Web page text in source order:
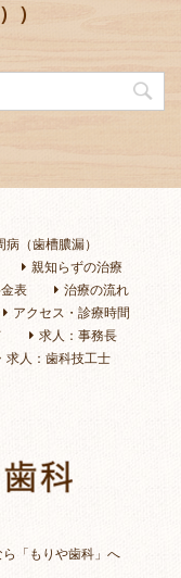
）
病（歯槽膿漏）
親知らずの治療
表
治療の流れ
アクセス・診療時間
求人：事務長
求人：歯科技工士
「もりや歯科」へ